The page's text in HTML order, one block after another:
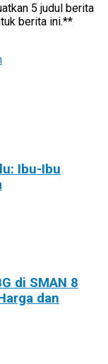
5 judul berita
berita ini.**
Ibu-Ibu
di SMAN 8
dan